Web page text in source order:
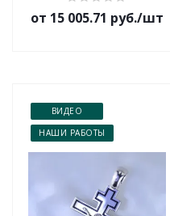
от 15 005.71 руб./шт
ВИДЕО
НАШИ РАБОТЫ